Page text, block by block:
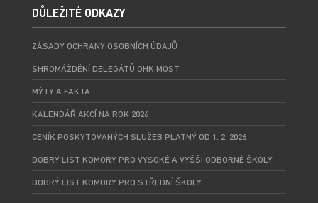
DŮLEŽITÉ ODKAZY
ZÁSADY OCHRANY OSOBNÍCH ÚDAJŮ
SHROMÁŽDĚNÍ DELEGÁTŮ OHK MOST
MÝTY A FAKTA
KALENDÁŘ AKCÍ NA ROK 2026
CENÍK POSKYTOVANÝCH SLUŽEB PLATNÝ OD 1. 2. 2026
DOBRÝ LIST KOMORY PRO VYSOKÉ A VYŠŠÍ ODBORNÉ ŠKOLY
DOBRÝ LIST KOMORY PRO STŘEDNÍ ŠKOLY